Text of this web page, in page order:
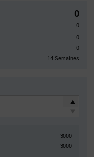
0
0
0
0
14 Semaines
3000
3000